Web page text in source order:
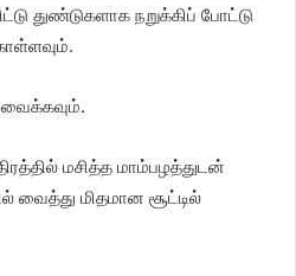
துண்டுகளாக‌ நறுக்கிப் போ‌‌ட்டு
வைக்கவும்.
ம‌சி‌த்த மா‌ம்பழ‌‌த்துட‌ன்
வைத்து மிதமான சூட்டில்